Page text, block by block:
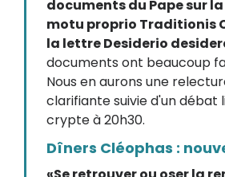
documents du Pape sur
motu proprio Traditionis
la lettre Desiderio
documents ont beaucoup
Nous en aurons une
clarifiante suivie d'un débat
crypte à 20h30.
Dîners Cléophas :